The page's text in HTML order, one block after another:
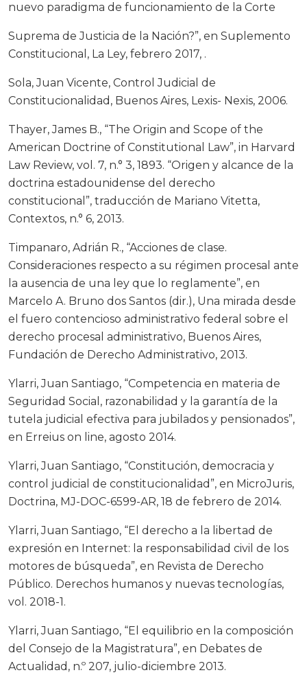
nuevo paradigma de funcionamiento de la Corte
Suprema de Justicia de la Nación?”, en Suplemento
Constitucional, La Ley, febrero 2017, .
Sola, Juan Vicente, Control Judicial de
Constitucionalidad, Buenos Aires, Lexis- Nexis, 2006.
Thayer, James B., “The Origin and Scope of the
American Doctrine of Constitutional Law”, in Harvard
Law Review, vol. 7, n.° 3, 1893. “Origen y alcance de la
doctrina estadounidense del derecho
constitucional”, traducción de Mariano Vitetta,
Contextos, n.° 6, 2013.
Timpanaro, Adrián R., “Acciones de clase.
Consideraciones respecto a su régimen procesal ante
la ausencia de una ley que lo reglamente”, en
Marcelo A. Bruno dos Santos (dir.), Una mirada desde
el fuero contencioso administrativo federal sobre el
derecho procesal administrativo, Buenos Aires,
Fundación de Derecho Administrativo, 2013.
Ylarri, Juan Santiago, “Competencia en materia de
Seguridad Social, razonabilidad y la garantía de la
tutela judicial efectiva para jubilados y pensionados”,
en Erreius on line, agosto 2014.
Ylarri, Juan Santiago, “Constitución, democracia y
control judicial de constitucionalidad”, en MicroJuris,
Doctrina, MJ-DOC-6599-AR, 18 de febrero de 2014.
Ylarri, Juan Santiago, “El derecho a la libertad de
expresión en Internet: la responsabilidad civil de los
motores de búsqueda”, en Revista de Derecho
Público. Derechos humanos y nuevas tecnologías,
vol. 2018-1.
Ylarri, Juan Santiago, “El equilibrio en la composición
del Consejo de la Magistratura”, en Debates de
Actualidad, n.º 207, julio-diciembre 2013.